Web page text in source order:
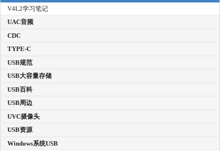
V4L2学习笔记
UAC音频
CDC
TYPE-C
USB规范
USB大容量存储
USB百科
USB周边
UVC摄像头
USB资源
Windows系统USB